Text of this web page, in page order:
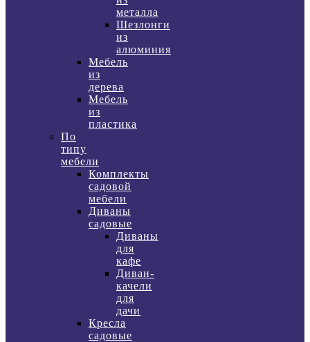
металла
Шезлонги
из
алюминия
Мебель
из
дерева
Мебель
из
пластика
По
типу
мебели
Комплекты
садовой
мебели
Диваны
садовые
Диваны
для
кафе
Диван-
качели
для
дачи
Кресла
садовые